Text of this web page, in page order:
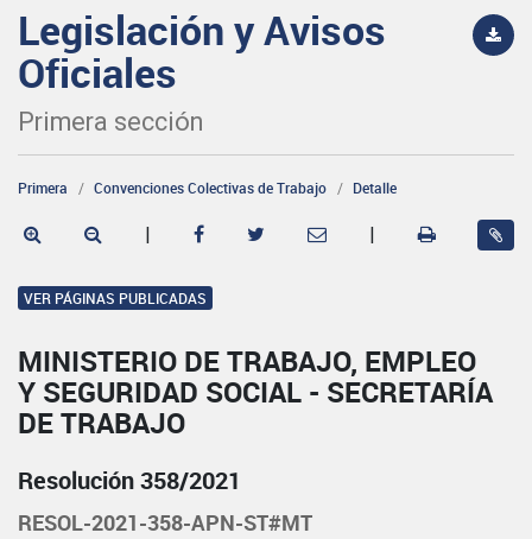
Legislación y Avisos
Oficiales
Primera sección
Primera Convenciones Colectivas de Trabajo Detalle
| |
VER PÁGINAS PUBLICADAS
MINISTERIO DE TRABAJO, EMPLEO
Y SEGURIDAD SOCIAL - SECRETARÍA
DE TRABAJO
Resolución 358/2021
RESOL-2021-358-APN-ST#MT